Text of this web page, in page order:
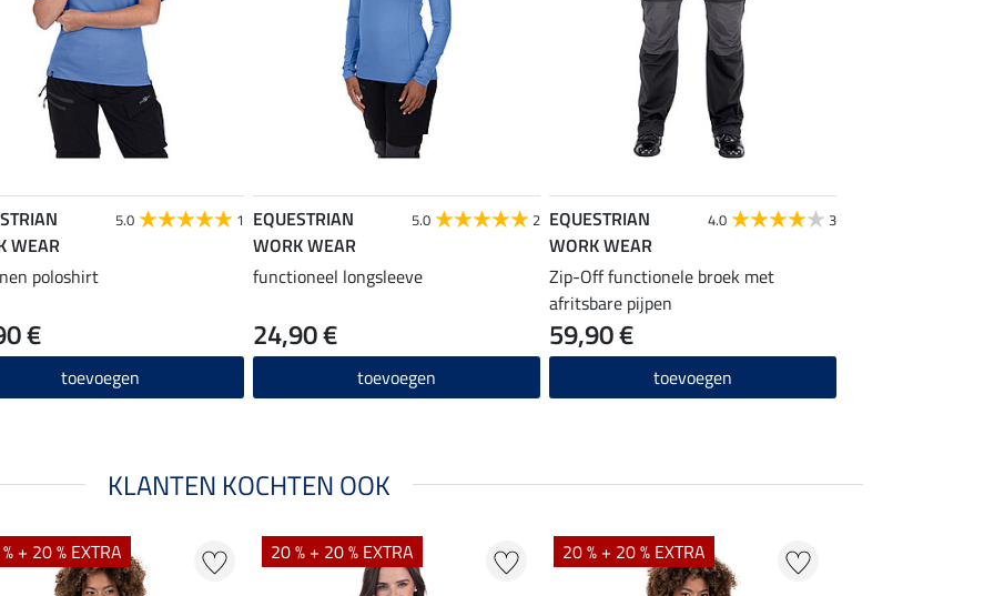
WEAR
5.0 1
poloshirt
€
toevoegen
EQUESTRIAN
WORK WEAR
5.0 2
functioneel longsleeve
24,90 €
toevoegen
EQUESTRIAN
WORK WEAR
4.0 3
Zip-Off functionele broek met
afritsbare pijpen
59,90 €
toevoegen
KLANTEN KOCHTEN OOK
+ 20 % EXTRA 20 % + 20 % EXTRA 20 % + 20 % EXTRA